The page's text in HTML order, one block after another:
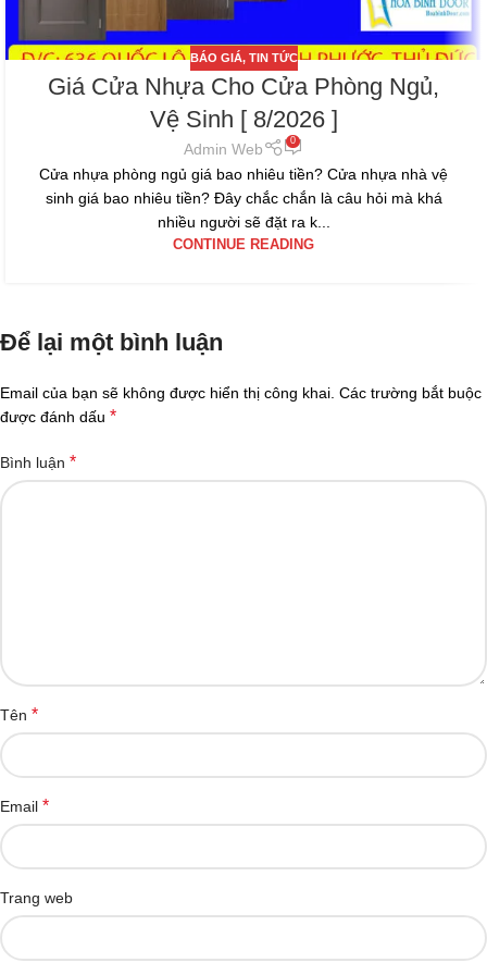
BÁO GIÁ, TIN TỨC
Giá Cửa Nhựa Cho Cửa Phòng Ngủ,
Vệ Sinh [ 8/2026 ]
Admin Web 0
Cửa nhựa phòng ngủ giá bao nhiêu tiền? Cửa nhựa nhà vệ
sinh giá bao nhiêu tiền? Đây chắc chắn là câu hỏi mà khá
nhiều người sẽ đặt ra k...
CONTINUE READING
Để lại một bình luận
Email của bạn sẽ không được hiển thị công khai. Các trường bắt buộc
được đánh dấu *
Bình luận *
Tên *
Email *
Trang web